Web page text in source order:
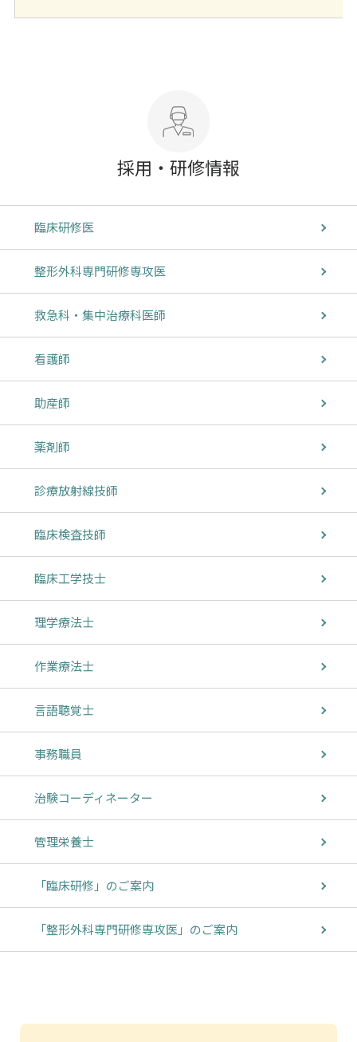
採用・研修情報
臨床研修医
整形外科専門研修専攻医
救急科・集中治療科医師
看護師
助産師
薬剤師
診療放射線技師
臨床検査技師
臨床工学技士
理学療法士
作業療法士
言語聴覚士
事務職員
治験コーディネーター
管理栄養士
「臨床研修」のご案内
「整形外科専門研修専攻医」のご案内